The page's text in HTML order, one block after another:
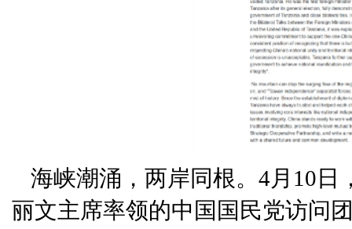
海峡潮涌，两岸同根。4月10
丽文主席率领的中国国民党访问